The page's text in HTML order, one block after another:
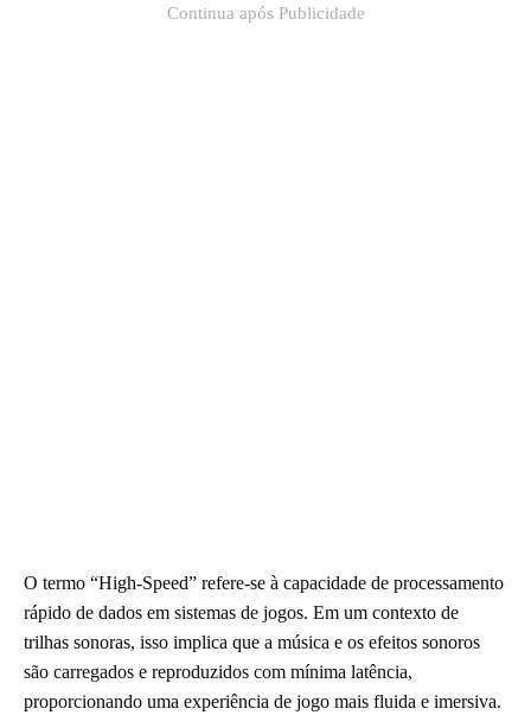
Continua após Publicidade
O termo “High-Speed” refere-se à capacidade de processamento
rápido de dados em sistemas de jogos. Em um contexto de
trilhas sonoras, isso implica que a música e os efeitos sonoros
são carregados e reproduzidos com mínima latência,
proporcionando uma experiência de jogo mais fluida e imersiva.